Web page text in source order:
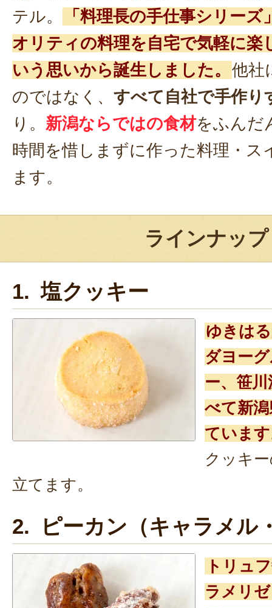
テル。
「料理長の手仕事シリー
オリティの料理を自宅で気軽に楽
いう思いから誕生しました。 他社
のではなく、 すべて自社で手作り
り。 新潟ならではの食材をふんだ
時間を惜しまずに作った料理・ス
ます。
ラインナップ
1. 塩クッキー
ゆきは
ダヨー
ー、笹
べて新
ていま
クッキ
立てます。
2. ピーカン（キャラメル
トリュ
ラメリ